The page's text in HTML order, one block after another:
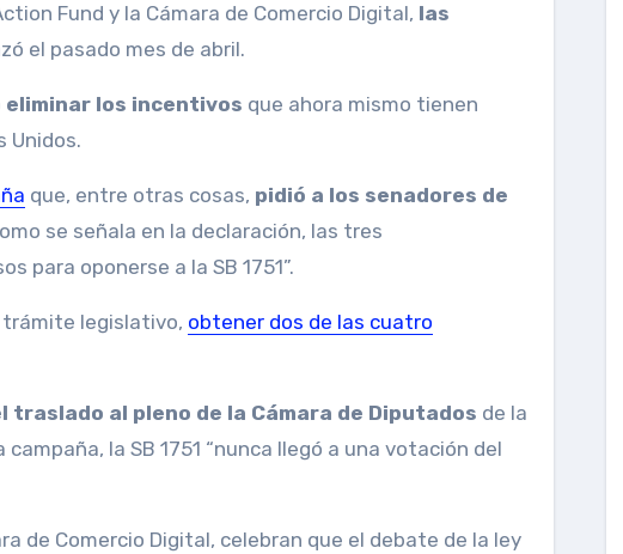
Fund y la Cámara de Comercio Digital, las
el pasado mes de abril.
eliminar los incentivos que ahora mismo tienen
Unidos.
que, entre otras cosas, pidió a los senadores de
se señala en la declaración, las tres
para oponerse a la SB 1751”.
trámite legislativo, obtener dos de las cuatro
traslado al pleno de la Cámara de Diputados de la
la SB 1751 “nunca llegó a una votación del
de Comercio Digital, celebran que el debate de la ley